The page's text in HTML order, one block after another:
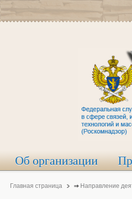
Об организации
Главная страница ⇒ Направление